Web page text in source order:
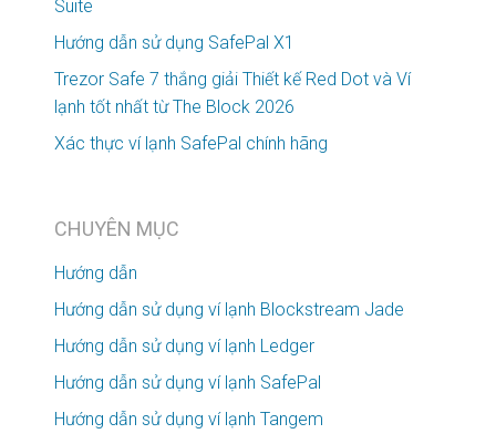
Suite
Hướng dẫn sử dụng SafePal X1
Trezor Safe 7 thắng giải Thiết kế Red Dot và Ví
lạnh tốt nhất từ The Block 2026
Xác thực ví lạnh SafePal chính hãng
CHUYÊN MỤC
Hướng dẫn
Hướng dẫn sử dụng ví lạnh Blockstream Jade
Hướng dẫn sử dụng ví lạnh Ledger
Hướng dẫn sử dụng ví lạnh SafePal
Hướng dẫn sử dụng ví lạnh Tangem